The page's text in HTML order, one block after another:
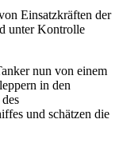
Einsatzkräften der
unter Kontrolle
nun von einem
in den
und schätzen die